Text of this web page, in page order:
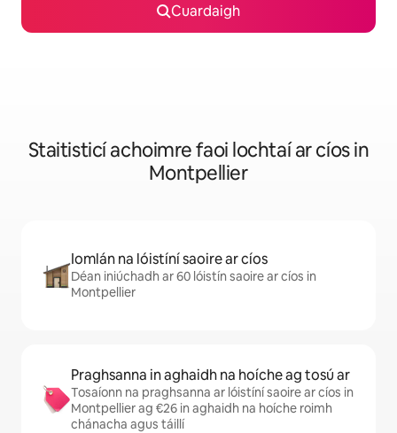
Cuardaigh
Staitisticí achoimre faoi lochtaí ar cíos in
Montpellier
Iomlán na lóistíní saoire ar cíos
Déan iniúchadh ar 60 lóistín saoire ar cíos in
Montpellier
Praghsanna in aghaidh na hoíche ag tosú ar
Tosaíonn na praghsanna ar lóistíní saoire ar cíos in
Montpellier ag €26 in aghaidh na hoíche roimh
chánacha agus táillí